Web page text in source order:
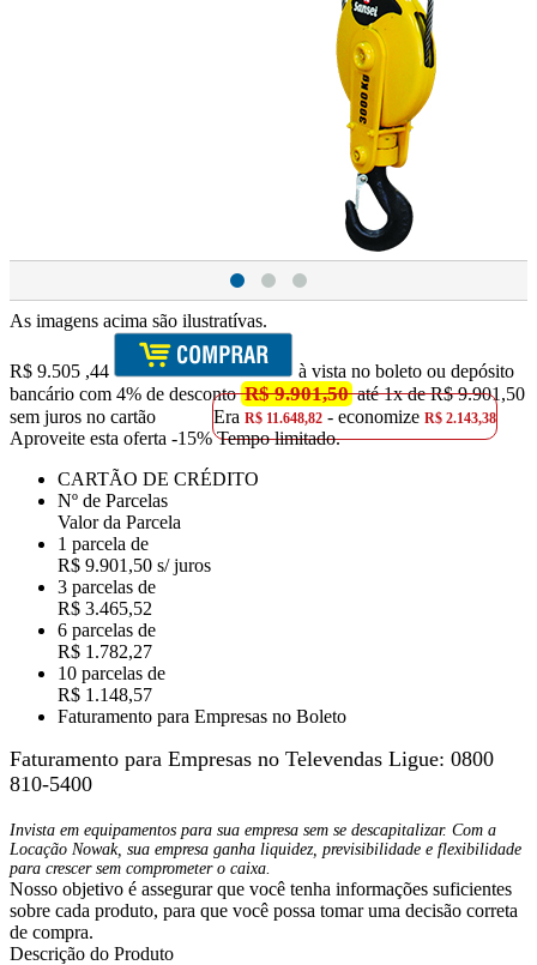
As imagens acima são ilustratívas.
R$ 9.505 ,44
à vista no boleto ou depósito
bancário com 4% de desconto R$ 9.901,50até 1x de R$ 9.901,50
sem juros no cartão
EraR$ 11.648,82 - economizeR$ 2.143,38
Aproveite esta oferta -15% Tempo limitado.
CARTÃO DE CRÉDITO
Nº de Parcelas
Valor da Parcela
1 parcela de
R$ 9.901,50 s/ juros
3 parcelas de
R$ 3.465,52
6 parcelas de
R$ 1.782,27
10 parcelas de
R$ 1.148,57
Faturamento para Empresas no Boleto
Faturamento para Empresas no Televendas Ligue: 0800
810-5400
Invista em equipamentos para sua empresa sem se descapitalizar. Com a
Locação Nowak, sua empresa ganha liquidez, previsibilidade e flexibilidade
para crescer sem comprometer o caixa.
Nosso objetivo é assegurar que você tenha informações suficientes
sobre cada produto, para que você possa tomar uma decisão correta
de compra.
Descrição do Produto